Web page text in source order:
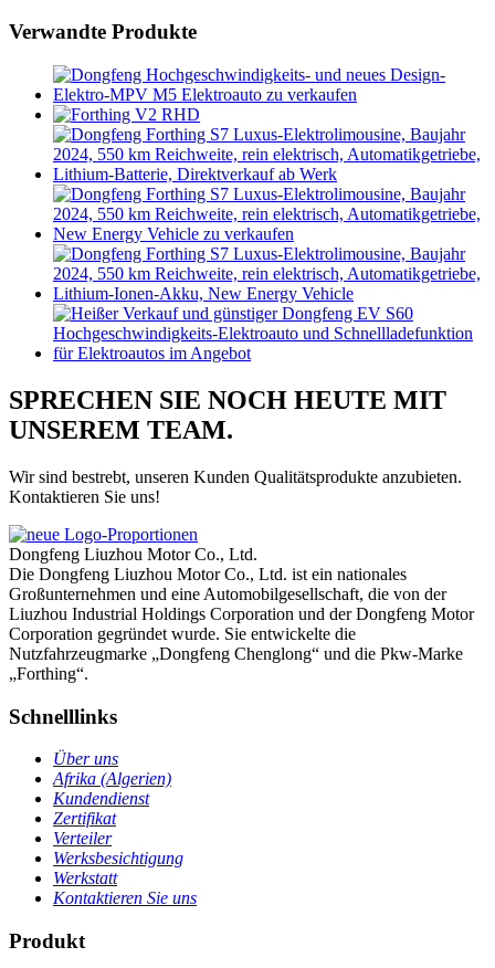
Verwandte Produkte
SPRECHEN SIE NOCH HEUTE MIT
UNSEREM TEAM.
Wir sind bestrebt, unseren Kunden Qualitätsprodukte anzubieten.
Kontaktieren Sie uns!
Dongfeng Liuzhou Motor Co., Ltd.
Die Dongfeng Liuzhou Motor Co., Ltd. ist ein nationales
Großunternehmen und eine Automobilgesellschaft, die von der
Liuzhou Industrial Holdings Corporation und der Dongfeng Motor
Corporation gegründet wurde. Sie entwickelte die
Nutzfahrzeugmarke „Dongfeng Chenglong“ und die Pkw-Marke
„Forthing“.
Schnelllinks
Über uns
Afrika (Algerien)
Kundendienst
Zertifikat
Verteiler
Werksbesichtigung
Werkstatt
Kontaktieren Sie uns
Produkt